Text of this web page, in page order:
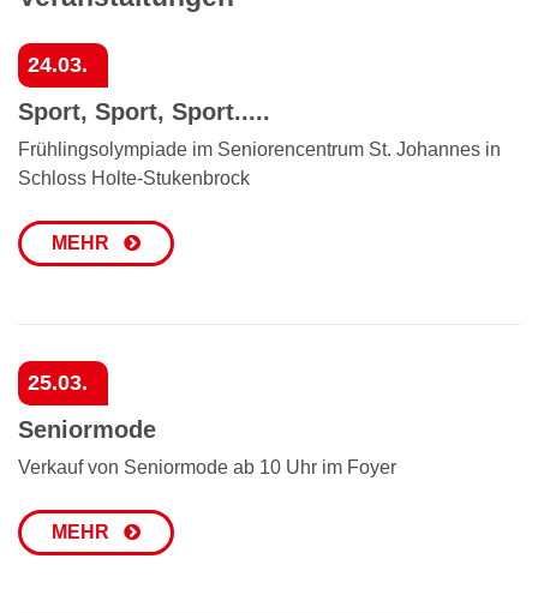
24.03.
Sport, Sport, Sport.....
Frühlingsolympiade im Seniorencentrum St. Johannes in
Schloss Holte-Stukenbrock
MEHR
25.03.
Seniormode
Verkauf von Seniormode ab 10 Uhr im Foyer
MEHR